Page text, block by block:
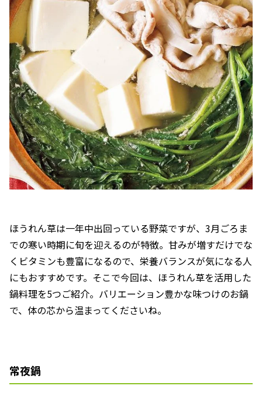
ほうれん草は一年中出回っている野菜ですが、3月ごろま
での寒い時期に旬を迎えるのが特徴。甘みが増すだけでな
くビタミンも豊富になるので、栄養バランスが気になる人
にもおすすめです。そこで今回は、ほうれん草を活用した
鍋料理を5つご紹介。バリエーション豊かな味つけのお鍋
で、体の芯から温まってくださいね。
常夜鍋